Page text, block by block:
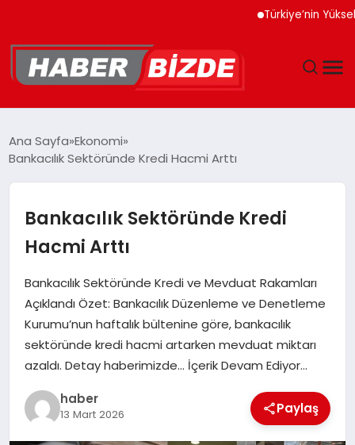
Türkiye’nin Yüksek
EKONOMI
EĞITIM
MAGAZIN
SPOR
TEKNOLOJI
Ana Sayfa Ekonomi
Bankacılık Sektöründe Kredi Hacmi Arttı
Bankacılık Sektöründe Kredi
Hacmi Arttı
Bankacılık Sektöründe Kredi ve Mevduat Rakamları
Açıklandı Özet: Bankacılık Düzenleme ve Denetleme
Kurumu’nun haftalık bültenine göre, bankacılık
sektöründe kredi hacmi artarken mevduat miktarı
azaldı. Detay haberimizde… İçerik Devam Ediyor…
haber
13 Mart 2026 Paylaş